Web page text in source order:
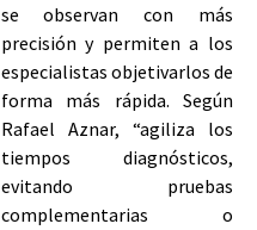
se observan con más
precisión y permiten a los
especialistas objetivarlos de
forma más rápida. Según
Rafael Aznar, “agiliza los
tiempos diagnósticos,
evitando pruebas
complementarias o